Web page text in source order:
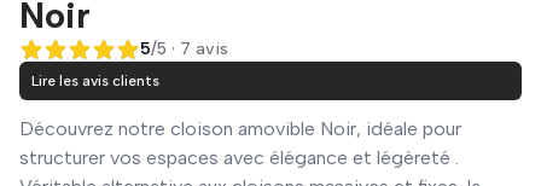
Noir
5 sur 5
5/5 · 7 avis
Lire les avis clients
Découvrez notre cloison amovible Noir, idéale pour
structurer vos espaces avec élégance et légèreté .